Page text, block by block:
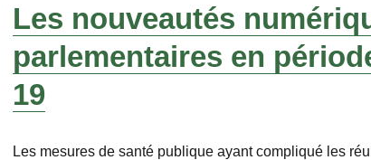
Les nouveautés
parlementaires en
19
Les mesures de santé publique ayant compliqué les